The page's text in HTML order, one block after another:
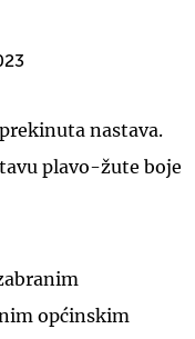
nastava.
plavo-žute boje
općinskim